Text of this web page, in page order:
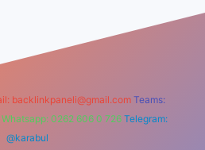
backlinkpaneli@gmail.com Teams:
Whatsapp: 0262 606 0 726 Telegram:
@karabul